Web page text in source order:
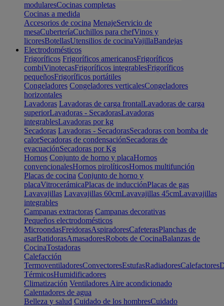
modularesCocinas completas
Cocinas a medida
Accesorios de cocina MenajeServicio de
mesaCuberteríaCuchillos para chefVinos y
licoresBotellasUtensilios de cocinaVajillaBandejas
Electrodomésticos
Frigoríficos Frigoríficos americanosFrigoríficos
combiVinotecasFrigoríficos integrablesFrigoríficos
pequeñosFrigoríficos portátiles
Congeladores Congeladores verticalesCongeladores
horizontales
Lavadoras Lavadoras de carga frontalLavadoras de carga
superiorLavadoras - SecadorasLavadoras
integrablesLavadoras por kg
Secadoras Lavadoras - SecadorasSecadoras con bomba de
calorSecadoras de condensaciónSecadoras de
evacuaciónSecadoras por Kg
Hornos Conjunto de horno y placaHornos
convencionalesHornos pirolíticosHornos multifunción
Placas de cocina Conjunto de horno y
placaVitrocerámicaPlacas de inducciónPlacas de gas
Lavavajillas Lavavajillas 60cmLavavajillas 45cmLavavajillas
integrables
Campanas extractoras Campanas decorativas
Pequeños electrodomésticos
MicroondasFreidorasAspiradoresCafeterasPlanchas de
asarBatidorasAmasadoresRobots de CocinaBalanzas de
CocinaTostadoras
Calefacción
TermoventiladoresConvectoresEstufasRadiadoresCalefactores
TérmicosHumidificadores
Climatización Ventiladores Aire acondicionado
Calentadores de agua
Belleza y salud Cuidado de los hombresCuidado